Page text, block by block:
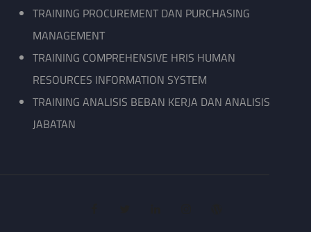
TRAINING PROCUREMENT DAN PURCHASING
MANAGEMENT
TRAINING COMPREHENSIVE HRIS HUMAN
RESOURCES INFORMATION SYSTEM
TRAINING ANALISIS BEBAN KERJA DAN ANALISIS
JABATAN